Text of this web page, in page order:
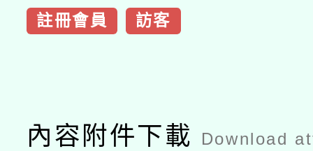
註冊會員 訪客
內容附件下載 Download